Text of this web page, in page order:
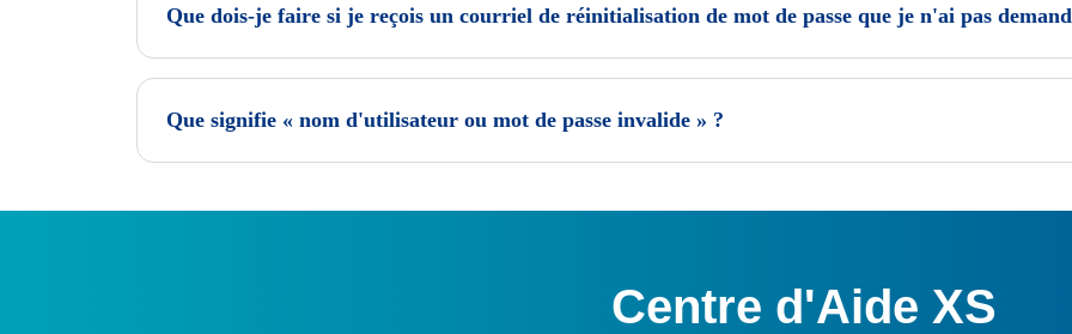
Que dois-je faire si je reçois un courriel de réinitialisation de mot de passe que je n'ai pas
Que signifie « nom d'utilisateur ou mot de passe invalide » ?
Centre d'Aide XS